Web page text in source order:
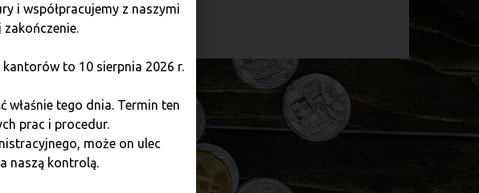
i współpracujemy z naszymi
to 10 sierpnia 2026 r.
właśnie tego dnia. Termin ten
prac i procedur.
może on ulec
naszą kontrolą.